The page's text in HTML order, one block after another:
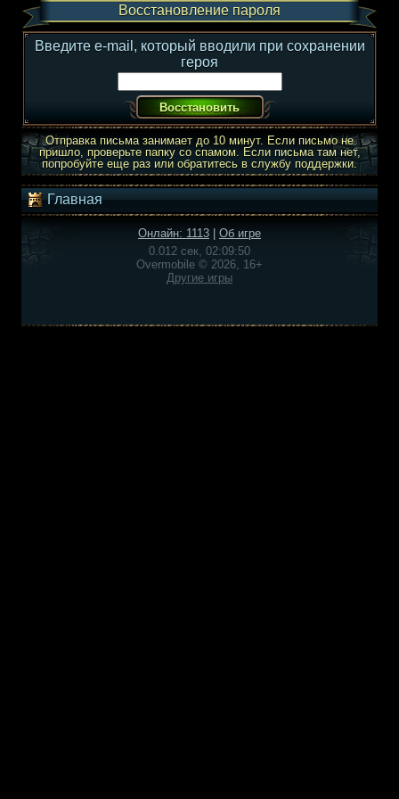
Восстановление пароля
Введите e-mail, который вводили при сохранении
героя
Отправка письма занимает до 10 минут. Если письмо не
пришло, проверьте папку со спамом. Если письма там нет,
попробуйте еще раз или обратитесь в службу поддержки.
Главная
Онлайн: 1113
Об игре
0.012 сек, 02:09:50
Overmobile © 2026, 16+
Другие игры